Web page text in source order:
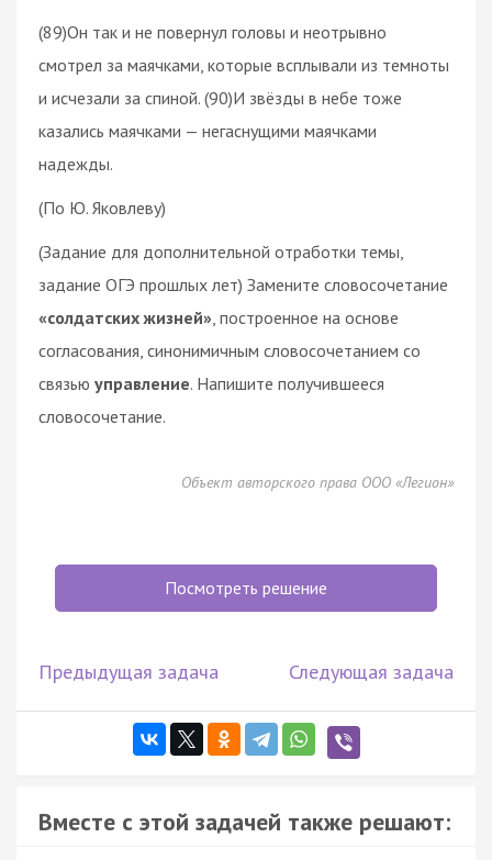
(89)Он так и не повернул головы и неотрывно
смотрел за маячками, которые всплывали из темноты
и исчезали за спиной. (90)И звёзды в небе тоже
казались маячками — негаснущими маячками
надежды.
(По Ю. Яковлеву)
(Задание для дополнительной отработки темы,
задание ОГЭ прошлых лет) Замените словосочетание
«солдатских жизней» , построенное на основе
согласования, синонимичным словосочетанием со
связью управление. Напишите получившееся
словосочетание.
Объект авторского права ООО «Легион»
Посмотреть решение
Предыдущая задача Следующая задача
Вместе с этой задачей также решают: